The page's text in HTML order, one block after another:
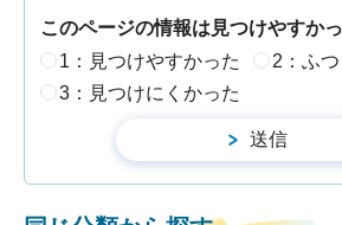
このページの情報は見つけやすか
1：見つけやすかった
2：ふつ
3：見つけにくかった